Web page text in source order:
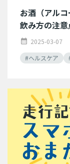
お酒（アル
飲み方の注
calendar_month 2025-03-07
#ヘルスケア